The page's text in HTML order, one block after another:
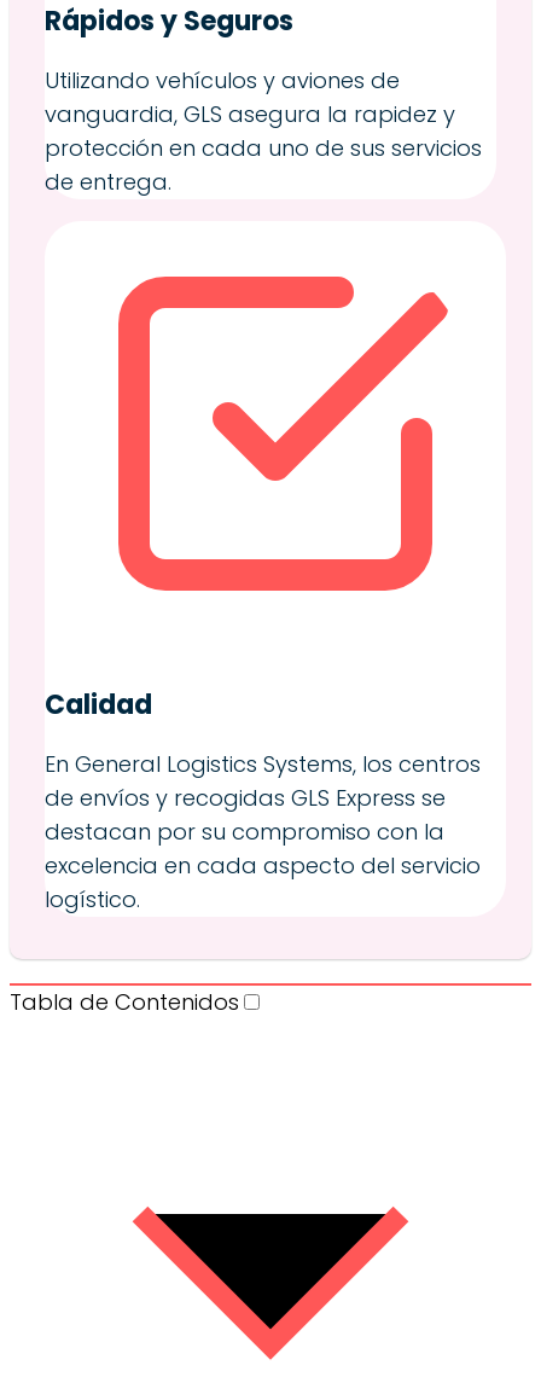
Rápidos y Seguros
Utilizando vehículos y aviones de
vanguardia, GLS asegura la rapidez y
protección en cada uno de sus servicios
de entrega.
Calidad
En General Logistics Systems, los centros
de envíos y recogidas GLS Express se
destacan por su compromiso con la
excelencia en cada aspecto del servicio
logístico.
Tabla de Contenidos